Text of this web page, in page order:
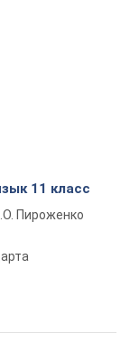
11 класс
Пироженко